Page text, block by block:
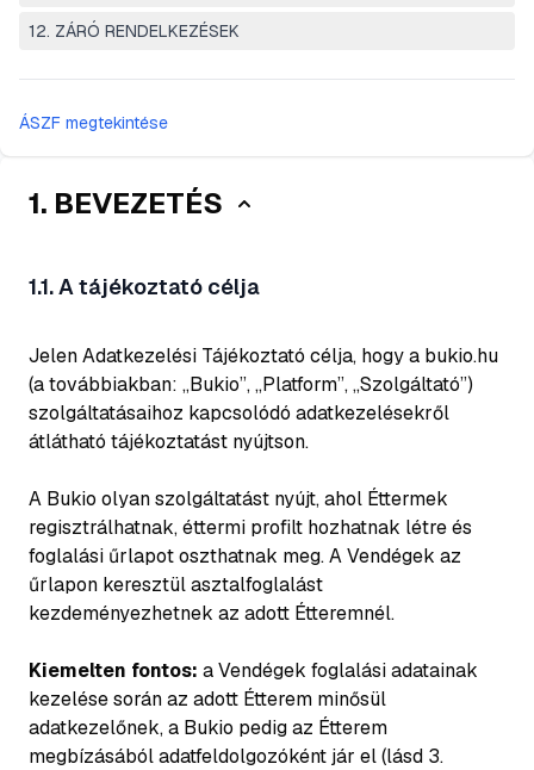
12. ZÁRÓ RENDELKEZÉSEK
ÁSZF megtekintése
1. BEVEZETÉS
1.1. A tájékoztató célja
Jelen Adatkezelési Tájékoztató célja, hogy a bukio.hu
(a továbbiakban: „Bukio”, „Platform”, „Szolgáltató”)
szolgáltatásaihoz kapcsolódó adatkezelésekről
átlátható tájékoztatást nyújtson.
A Bukio olyan szolgáltatást nyújt, ahol Éttermek
regisztrálhatnak, éttermi profilt hozhatnak létre és
foglalási űrlapot oszthatnak meg. A Vendégek az
űrlapon keresztül asztalfoglalást
kezdeményezhetnek az adott Étteremnél.
Kiemelten fontos: a Vendégek foglalási adatainak
kezelése során az adott Étterem minősül
adatkezelőnek, a Bukio pedig az Étterem
megbízásából adatfeldolgozóként jár el (lásd 3.